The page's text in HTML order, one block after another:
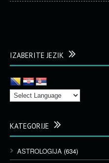
IZABERITE JEZIK
KATEGORIJE
ASTROLOGIJA (634)